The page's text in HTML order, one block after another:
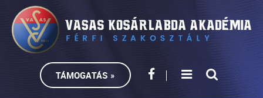
TÁMOGATÁS »